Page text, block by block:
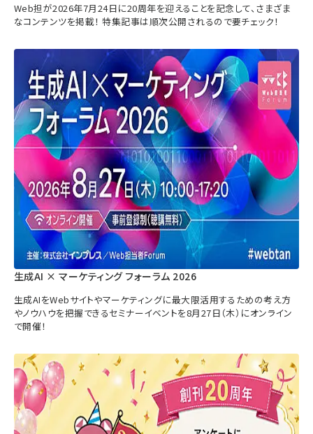
Web担が2026年7月24日に20周年を迎えることを記念して、さまざま
なコンテンツを掲載！ 特集記事は順次公開されるので要チェック！
生成AI × マーケティング フォーラム 2026
生成AIをWebサイトやマーケティングに最大限活用するための考え方
やノウハウを把握できるセミナーイベントを8月27日（木）にオンライン
で開催！